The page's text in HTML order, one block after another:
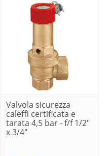
Valvola sicurezza
caleffi certificata e
tarata 4,5 bar - f/f 1/2"
x 3/4"